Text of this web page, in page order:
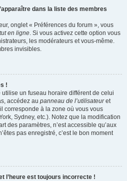
dans la liste des membres
onglet « Préférences du forum », vous
en ligne. Si vous activez cette option vous
les modérateurs et vous-même.
invisibles.
!
utilise un fuseau horaire différent de celui
accédez au panneau de l’utilisateuret
corresponde à la zone où vous vous
Sydney, etc.). Notez que la modification
des paramètres, n’est accessible qu’aux
pas enregistré, c’est le bon moment
l’heure est toujours incorrecte !